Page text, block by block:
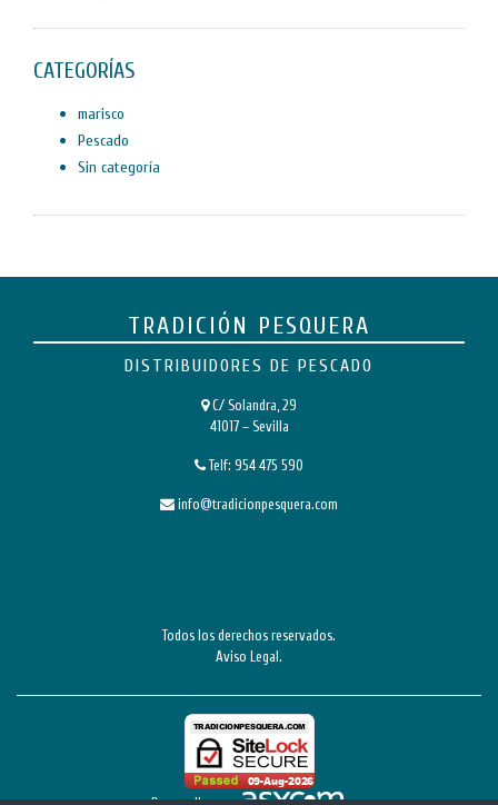
CATEGORÍAS
marisco
Pescado
Sin categoría
TRADICIÓN PESQUERA
DISTRIBUIDORES DE PESCADO
C/ Solandra, 29
41017 – Sevilla
Telf: 954 475 590
info@tradicionpesquera.com
Todos los derechos reservados.
Aviso Legal .